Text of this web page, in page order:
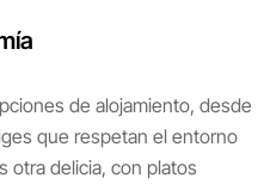
de alojamiento, desde
que respetan el entorno
otra delicia, con platos